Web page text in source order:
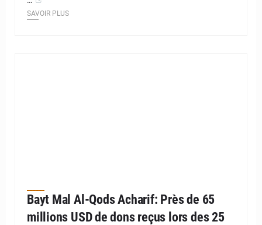
SAVOIR PLUS
Bayt Mal Al-Qods Acharif: Près de 65
millions USD de dons reçus lors des 25